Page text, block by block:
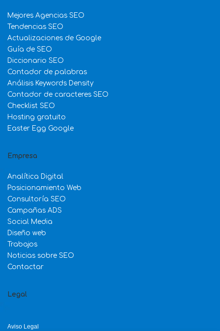
Mejores Agencias SEO
Tendencias SEO
Actualizaciones de Google
Guía de SEO
Diccionario SEO
Contador de palabras
Análisis Keywords Density
Contador de caracteres SEO
Checklist SEO
Hosting gratuito
Easter Egg Google
Empresa
Analítica Digital
Posicionamiento Web
Consultoría SEO
Campañas ADS
Social Media
Diseño web
Trabajos
Noticias sobre SEO
Contactar
Legal
Aviso Legal